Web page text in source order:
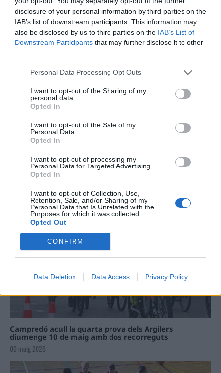
disclosure of your personal information by third parties on the
IAB’s list of downstream participants. This information may
also be disclosed by us to third parties on the IAB’s List of
Downstream Participants that may further disclose it to other
Personal Data Processing Opt Outs
I want to opt-out of the Sharing of my
personal data.
Opted In
I want to opt-out of the Sale of my
Personal Data.
Opted In
I want to opt-out of processing my
Personal Data for Targeted Advertising.
Opted In
I want to opt-out of Collection, Use,
Retention, Sale, and/or Sharing of my
Personal Data that Is Unrelated with the
Purposes for which it was collected.
Opted Out
CONFIRM
Data Deletion Data Access Privacy Policy
Carrega més
Running Sèries Terres de l’Ebre
09 maig 2026
Campredó acull la quarta prova dels Argilers
diumenge 10 de maig amb dos recorreguts
09 maig 2026